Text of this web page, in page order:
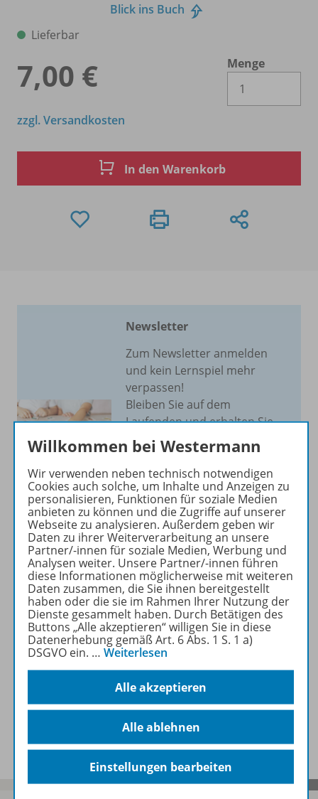
Blick ins Buch
Lieferbar
7,00 €
Menge
zzgl. Versandkosten
In den Warenkorb
Newsletter
Zum Newsletter anmelden
und kein Lernspiel mehr
verpassen!
Bleiben Sie auf dem
Laufenden und erhalten Sie
Informationen und Tipps zu
unserem Förder- und
Fordermaterial direkt in Ihr
Postfach.
JETZT ANMELDEN
Produktinformationen
Beschreibung
Zugehörige Produkte
Willkommen bei Westermann
Wir verwenden neben technisch notwendigen
Cookies auch solche, um Inhalte und Anzeigen zu
personalisieren, Funktionen für soziale Medien
anbieten zu können und die Zugriffe auf unserer
Webseite zu analysieren. Außerdem geben wir
Daten zu ihrer Weiterverarbeitung an unsere
Partner/-innen für soziale Medien, Werbung und
Analysen weiter. Unsere Partner/-innen führen
diese Informationen möglicherweise mit weiteren
Daten zusammen, die Sie ihnen bereitgestellt
haben oder die sie im Rahmen Ihrer Nutzung der
Dienste gesammelt haben. Durch Betätigen des
Buttons „Alle akzeptieren“ willigen Sie in diese
Datenerhebung gemäß Art. 6 Abs. 1 S. 1 a)
DSGVO ein. … Weiterlesen
Alle akzeptieren
Alle ablehnen
Einstellungen bearbeiten